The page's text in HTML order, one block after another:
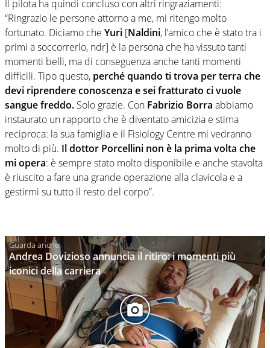
Il pilota ha quindi concluso con altri ringraziamenti:
“Ringrazio le persone attorno a me, mi ritengo molto
fortunato. Diciamo che Yuri [Naldini, l’amico che è stato tra i
primi a soccorrerlo, ndr] è la persona che ha vissuto tanti
momenti belli, ma di conseguenza anche tanti momenti
difficili. Tipo questo, perché quando ti trova per terra che
devi riprendere conoscenza e sei fratturato ci vuole
sangue freddo. Solo grazie. Con Fabrizio Borra abbiamo
instaurato un rapporto che è diventato amicizia e stima
reciproca: la sua famiglia e il Fisiology Centre mi vedranno
molto di più. Il dottor Porcellini non è la prima volta che
mi opera: è sempre stato molto disponibile e anche stavolta
è riuscito a fare una grande operazione alla clavicola e a
gestirmi su tutto il resto del corpo”.
Andrea Dovizioso annuncia il ritiro: i momenti più
iconici della carriera